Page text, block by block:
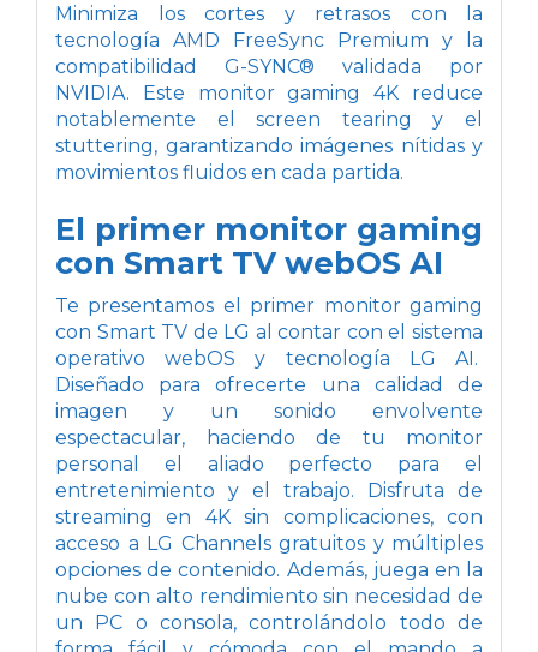
Minimiza los cortes y retrasos con la
tecnología AMD FreeSync Premium y la
compatibilidad G-SYNC® validada por
NVIDIA. Este monitor gaming 4K reduce
notablemente el screen tearing y el
stuttering, garantizando imágenes nítidas y
movimientos fluidos en cada partida.
El primer monitor gaming
con Smart TV webOS AI
Te presentamos el primer monitor gaming
con Smart TV de LG al contar con el sistema
operativo webOS y tecnología LG AI.
Diseñado para ofrecerte una calidad de
imagen y un sonido envolvente
espectacular, haciendo de tu monitor
personal el aliado perfecto para el
entretenimiento y el trabajo. Disfruta de
streaming en 4K sin complicaciones, con
acceso a LG Channels gratuitos y múltiples
opciones de contenido. Además, juega en la
nube con alto rendimiento sin necesidad de
un PC o consola, controlándolo todo de